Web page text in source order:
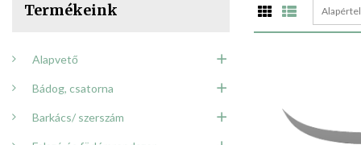
Termékeink
Alapvető
Bádog, csatorna
Barkács/ szerszám